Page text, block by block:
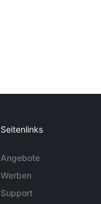
Seitenlinks
Angebote
Werben
Support